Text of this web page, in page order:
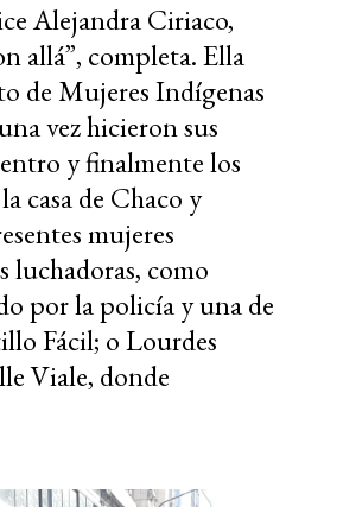
Alejandra Ciriaco,
allá”, completa. Ella
de Mujeres Indígenas
vez hicieron sus
y finalmente los
casa de Chaco y
mujeres
luchadoras, como
por la policía y una de
Fácil; o Lourdes
Viale, donde